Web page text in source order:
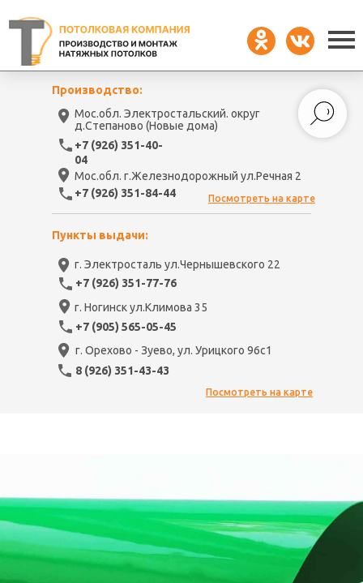
г. Ногинск ул.Климова 35
+7 (905) 565-05-45
г. Орехово - Зуево, ул. Урицкого 96с1
8 (926) 351-43-43
Мос.обл. Электростальский. округ
д.Степаново (Новые дома)
г. Электросталь ул.Чернышевского 22
Мос.обл. г.Железнодорожный ул.Речная 2
Производство:
Пункты выдачи:
+7 (926) 351-40-
04
+7 (926) 351-84-44
+7 (926) 351-77-76
Посмотреть на карте
Посмотреть на карте